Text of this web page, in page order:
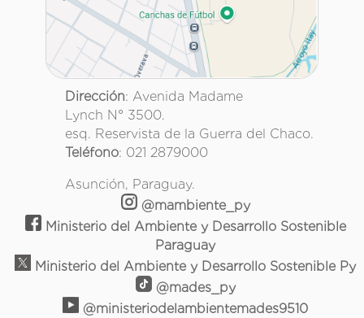
Dirección: Avenida Madame
Lynch N° 3500.
esq. Reservista de la Guerra del Chaco.
Teléfono: 021 2879000
Asunción, Paraguay.
@mambiente_py
Ministerio del Ambiente y Desarrollo Sostenible
Paraguay
Ministerio del Ambiente y Desarrollo Sostenible Py
@mades_py
@ministeriodelambientemades9510